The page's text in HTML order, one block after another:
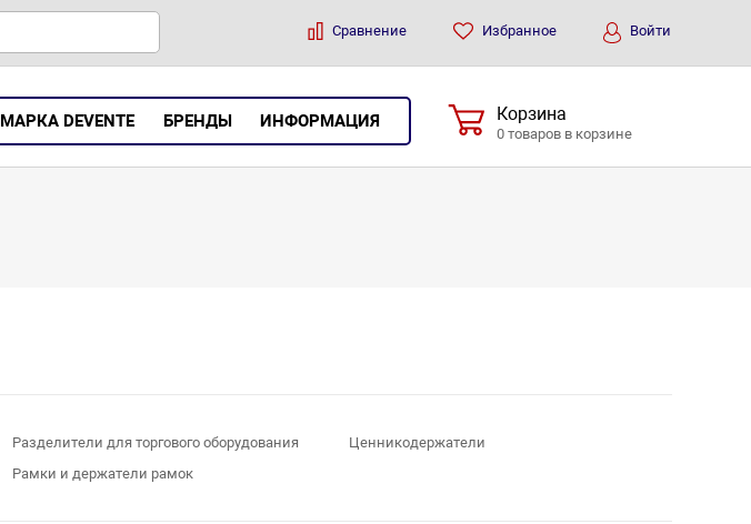
Сравнение Избранное Войти
МАРКА DEVENTE БРЕНДЫ ИНФОРМАЦИЯ Корзина
0 товаров в корзине
Разделители для торгового оборудования
Рамки и держатели рамок
Ценникодержатели